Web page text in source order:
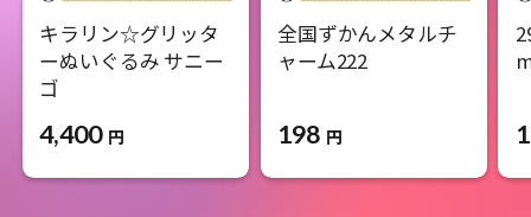
キラリン☆グリッタ
ーぬいぐるみ サニー
ゴ
4,400 円
全国ずかんメタルチ
ャーム222
198 円